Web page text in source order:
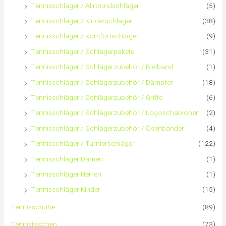
Tennisschläger / Allroundschläger
(5)
Tennisschläger / Kinderschläger
(38)
Tennisschläger / Komfortschläger
(9)
Tennisschläger / Schlägerpakete
(31)
Tennisschläger / Schlägerzubehör / Bleiband
(1)
Tennisschläger / Schlägerzubehör / Dämpfer
(18)
Tennisschläger / Schlägerzubehör / Griffe
(6)
Tennisschläger / Schlägerzubehör / Logoschablonen
(2)
Tennisschläger / Schlägerzubehör / Ösenbänder
(4)
Tennisschläger / Turnierschläger
(122)
Tennisschläger Damen
(1)
Tennisschläger Herren
(1)
Tennisschläger Kinder
(15)
Tennisschuhe
(89)